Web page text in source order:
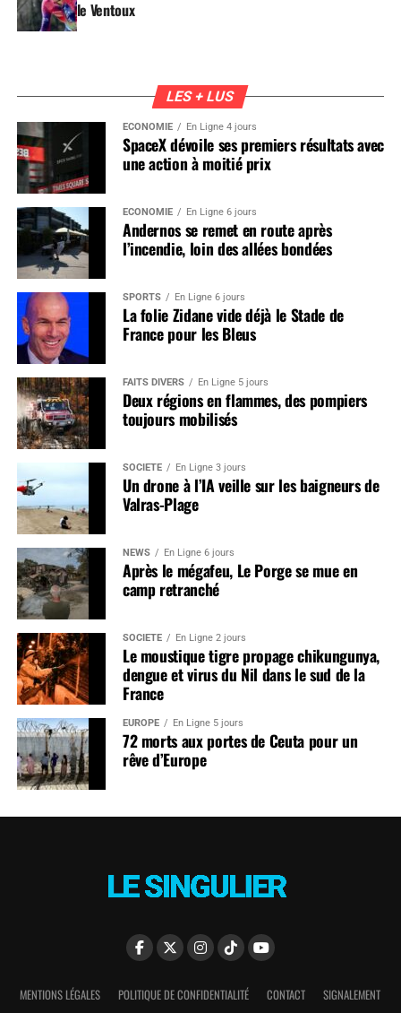
le Ventoux
LES + LUS
ÉCONOMIE En Ligne 4 jours
SpaceX dévoile ses premiers résultats avec
une action à moitié prix
ÉCONOMIE En Ligne 6 jours
Andernos se remet en route après
l’incendie, loin des allées bondées
SPORTS En Ligne 6 jours
La folie Zidane vide déjà le Stade de
France pour les Bleus
FAITS DIVERS En Ligne 5 jours
Deux régions en flammes, des pompiers
toujours mobilisés
SOCIÉTÉ En Ligne 3 jours
Un drone à l’IA veille sur les baigneurs de
Valras-Plage
NEWS En Ligne 6 jours
Après le mégafeu, Le Porge se mue en
camp retranché
SOCIÉTÉ En Ligne 2 jours
Le moustique tigre propage chikungunya,
dengue et virus du Nil dans le sud de la
France
EUROPE En Ligne 5 jours
72 morts aux portes de Ceuta pour un
rêve d’Europe
MENTIONS LÉGALES POLITIQUE DE CONFIDENTIALITÉ CONTACT SIGNALEMENT